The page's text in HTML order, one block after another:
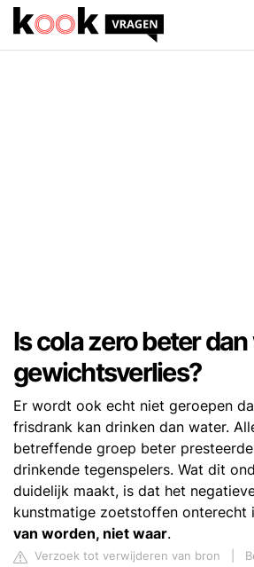
Is cola zero beter
gewichtsverlies?
Er wordt ook echt niet geroepen
frisdrank kan drinken dan water.
betreffende groep beter
drinkende tegenspelers. Wat dit
duidelijk maakt, is dat het
kunstmatige zoetstoffen onterecht
van worden, niet waar.
Verzoek tot verwijderen van bron